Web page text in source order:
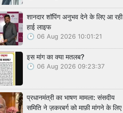
शानदार शॉपिंग अनुभव देने के लिए आ रही
हाई लाइफ
06 Aug 2026 10:01:21
इस मांग का क्या मतलब?
06 Aug 2026 09:23:37
प्रधानमंत्री का भाषण मामला: संसदीय
समिति ने ज़करबर्ग को माफ़ी मांगने के लिए